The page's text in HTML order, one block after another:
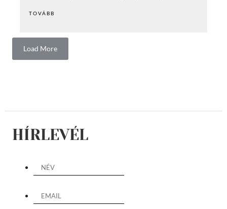
TOVÁBB
Load More
HÍRLEVÉL